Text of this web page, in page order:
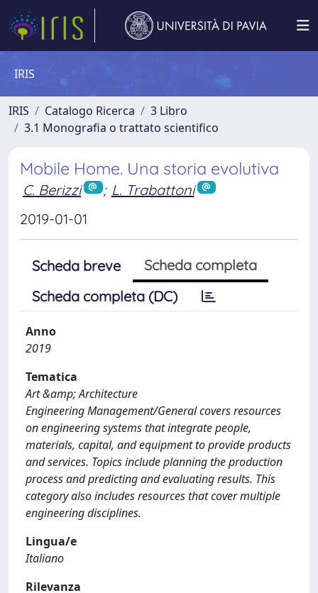
IRIS
IRIS Catalogo Ricerca
3 Libro
3.1 Monografia o trattato scientifico
Mobile Home. Una storia evolutiva
C. Berizzi ; L. Trabattoni
2019-01-01
Scheda breve
Scheda completa
Scheda completa (DC)
Anno
2019
Tematica
Art &amp; Architecture
Engineering Management/General covers resources
on engineering systems that integrate people,
materials, capital, and equipment to provide products
and services. Topics include planning the production
process and predicting and evaluating results. This
category also includes resources that cover multiple
engineering disciplines.
Lingua/e
Italiano
Rilevanza